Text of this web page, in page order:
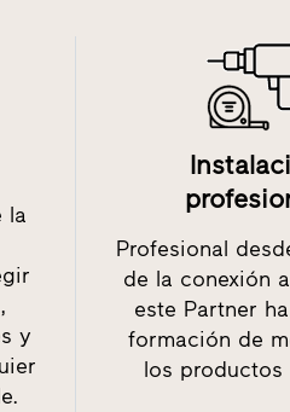
la
y
Profesional
de la conexión
este Partner
formación de
los productos